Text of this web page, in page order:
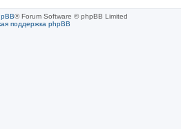
® Forum Software © phpBB Limited
поддержка phpBB